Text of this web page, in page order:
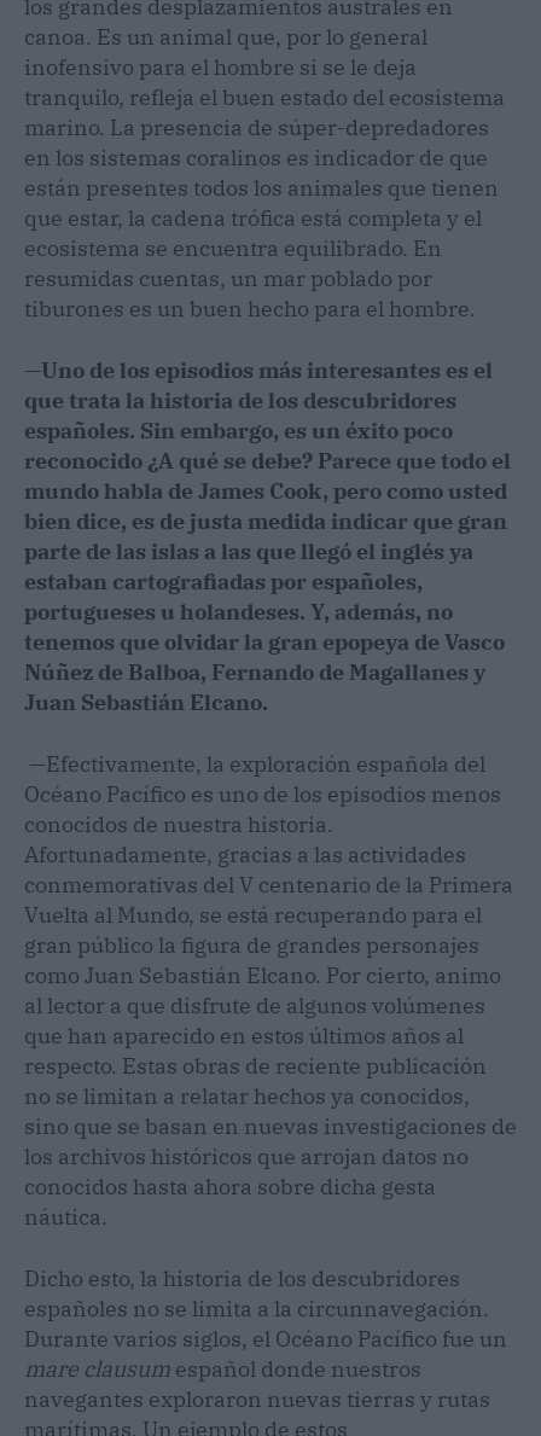
los grandes desplazamientos australes en
canoa. Es un animal que, por lo general
inofensivo para el hombre si se le deja
tranquilo, refleja el buen estado del ecosistema
marino. La presencia de súper-depredadores
en los sistemas coralinos es indicador de que
están presentes todos los animales que tienen
que estar, la cadena trófica está completa y el
ecosistema se encuentra equilibrado. En
resumidas cuentas, un mar poblado por
tiburones es un buen hecho para el hombre.
—Uno de los episodios más interesantes es el
que trata la historia de los descubridores
españoles. Sin embargo, es un éxito poco
reconocido ¿A qué se debe? Parece que todo el
mundo habla de James Cook, pero como usted
bien dice, es de justa medida indicar que gran
parte de las islas a las que llegó el inglés ya
estaban cartografiadas por españoles,
portugueses u holandeses. Y, además, no
tenemos que olvidar la gran epopeya de Vasco
Núñez de Balboa, Fernando de Magallanes y
Juan Sebastián Elcano.
—Efectivamente, la exploración española del
Océano Pacífico es uno de los episodios menos
conocidos de nuestra historia.
Afortunadamente, gracias a las actividades
conmemorativas del V centenario de la Primera
Vuelta al Mundo, se está recuperando para el
gran público la figura de grandes personajes
como Juan Sebastián Elcano. Por cierto, animo
al lector a que disfrute de algunos volúmenes
que han aparecido en estos últimos años al
respecto. Estas obras de reciente publicación
no se limitan a relatar hechos ya conocidos,
sino que se basan en nuevas investigaciones de
los archivos históricos que arrojan datos no
conocidos hasta ahora sobre dicha gesta
náutica.
Dicho esto, la historia de los descubridores
españoles no se limita a la circunnavegación.
Durante varios siglos, el Océano Pacífico fue un
mare clausum español donde nuestros
navegantes exploraron nuevas tierras y rutas
marítimas. Un ejemplo de estos